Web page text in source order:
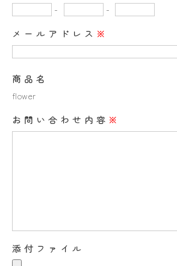
-
-
メールアドレス ※
商品名
flower
お問い合わせ内容 ※
添付ファイル